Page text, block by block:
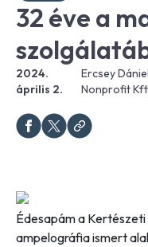
32 éve a
2024.
április 2.
Ercsey
Nonprofit
Édesapám a
ampelográfia ismert